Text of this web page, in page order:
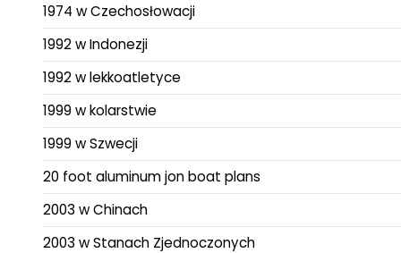
1974 w Czechosłowacji
1992 w Indonezji
1992 w lekkoatletyce
1999 w kolarstwie
1999 w Szwecji
20 foot aluminum jon boat plans
2003 w Chinach
2003 w Stanach Zjednoczonych